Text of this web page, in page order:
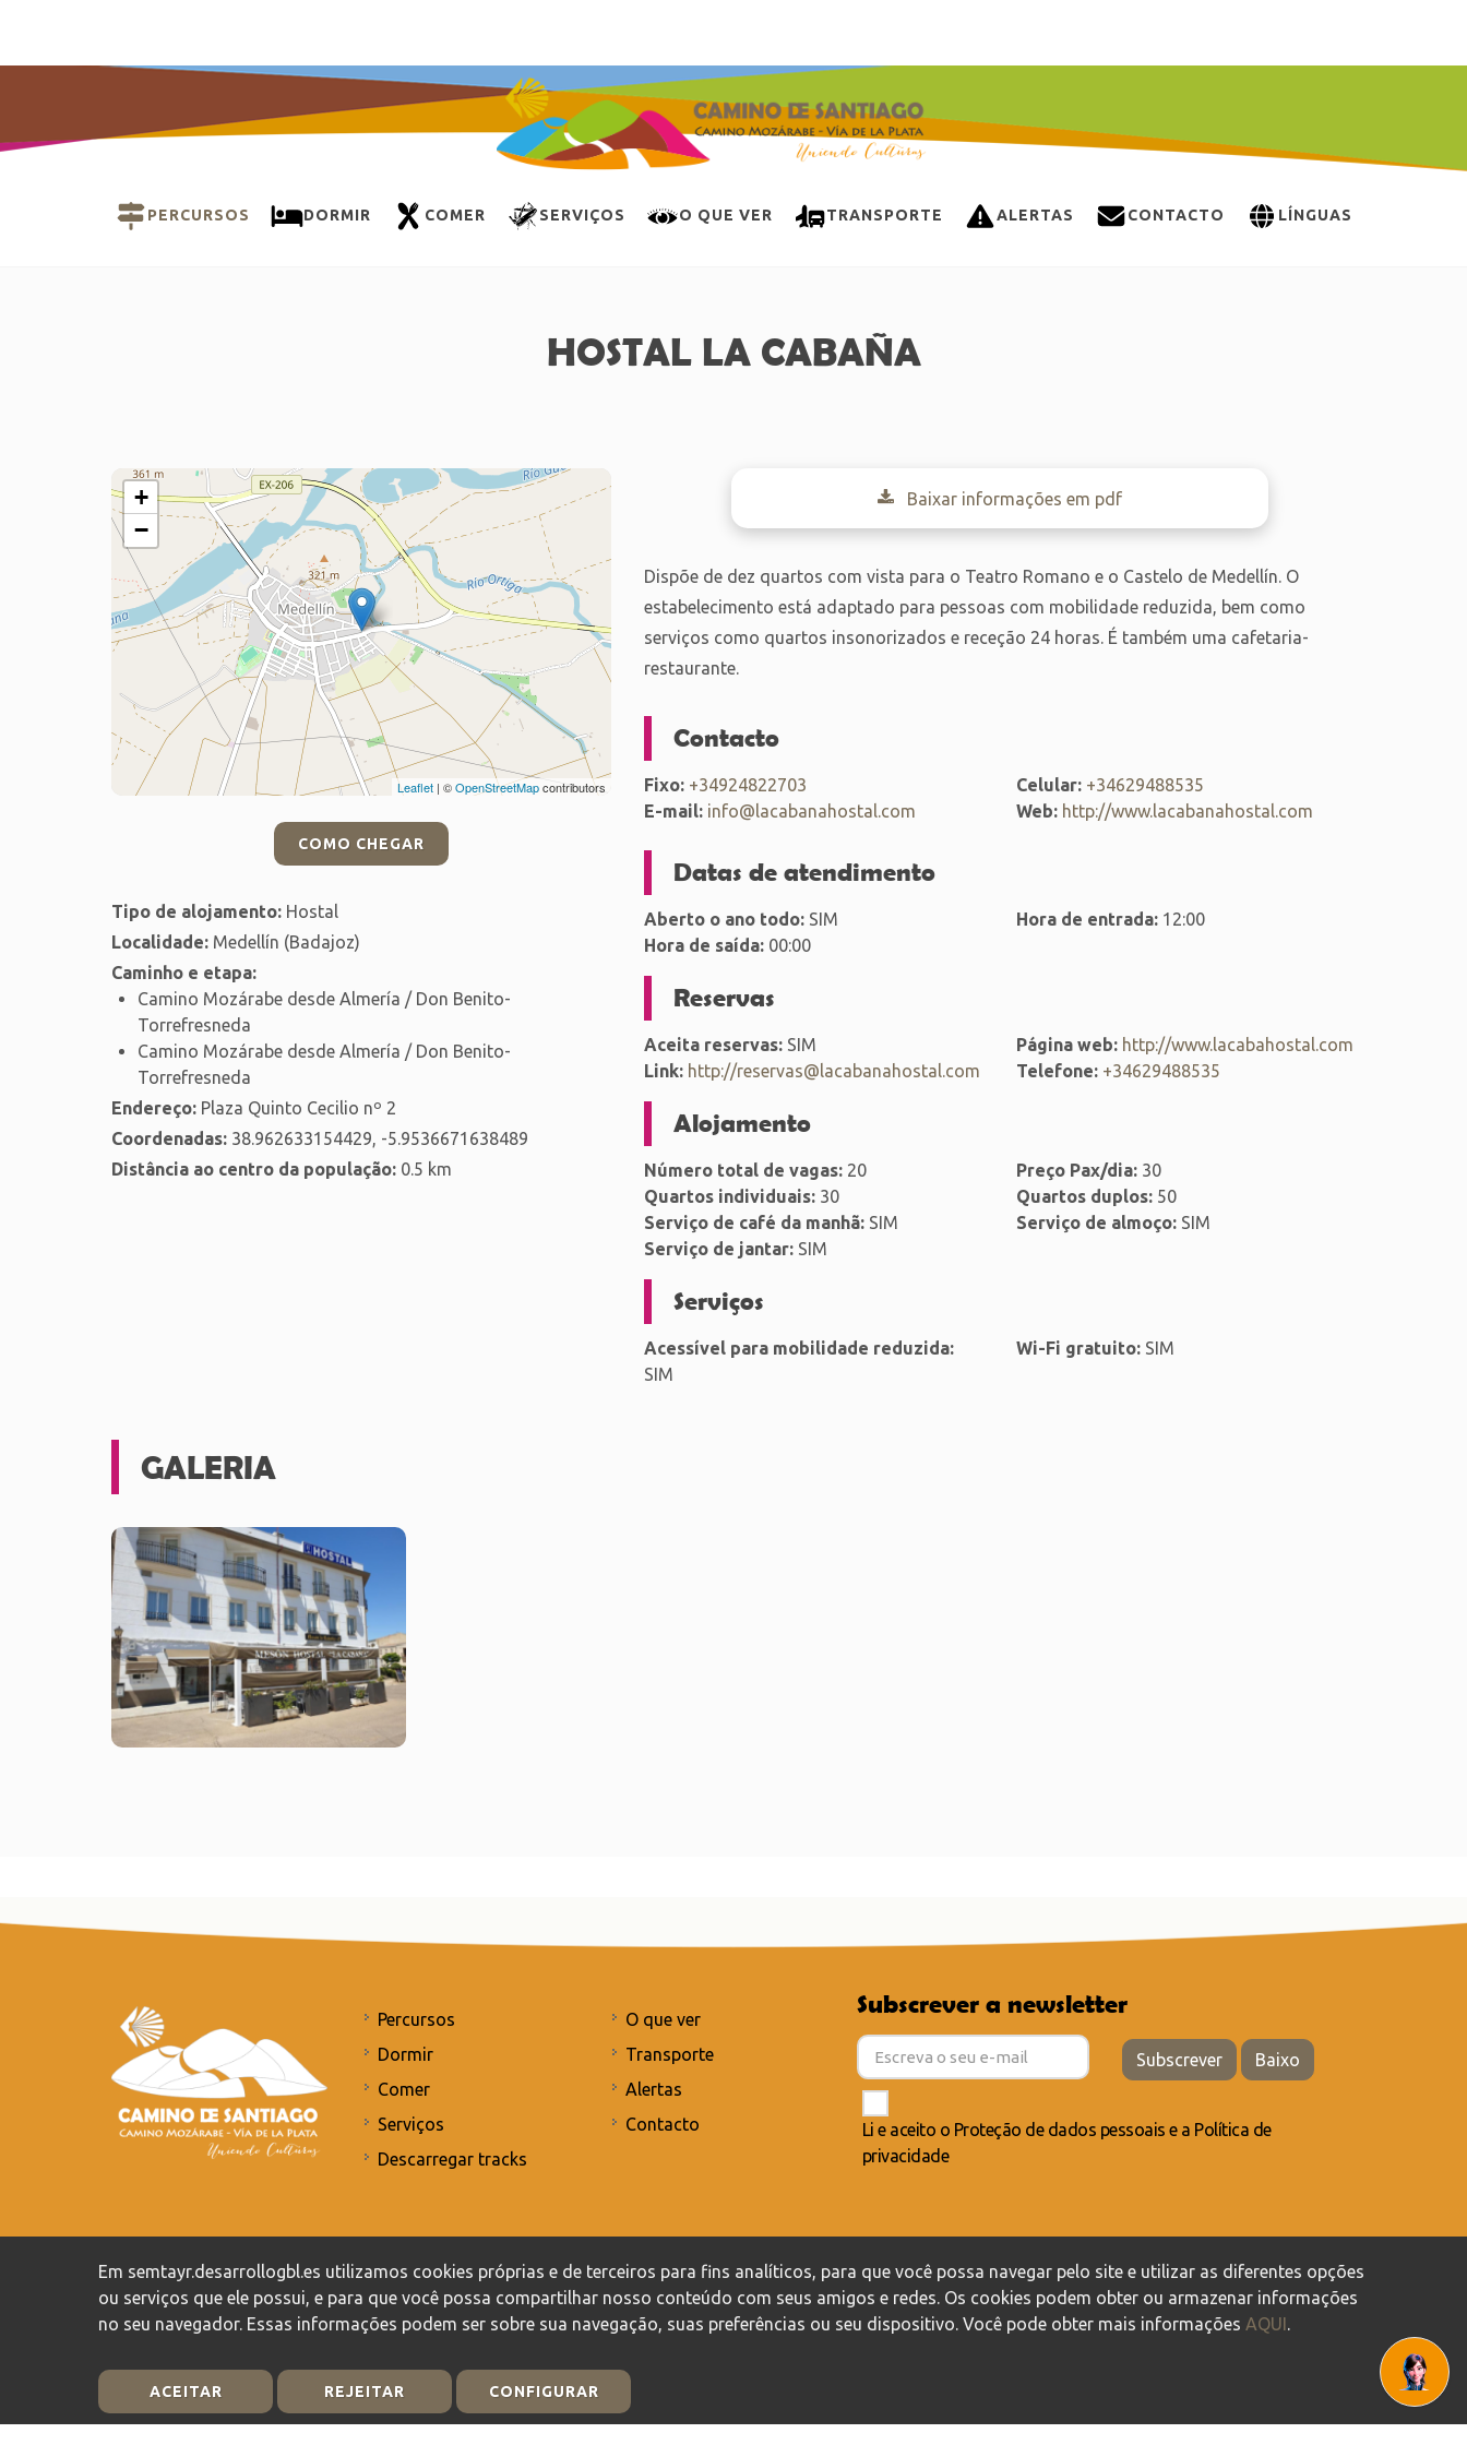
PERCURSOS DORMIR COMER SERVIÇOS O QUE VER TRANSPORTE ALERTAS CONTACTO LÍNGUAS
HOSTAL LA CABAÑA
+
−
Leaflet| ©OpenStreetMapcontributors
COMO CHEGAR
Tipo de alojamento: Hostal
Localidade: Medellín (Badajoz)
Caminho e etapa:
Camino Mozárabe desde Almería / Don Benito-
Torrefresneda
Camino Mozárabe desde Almería / Don Benito-
Torrefresneda
Endereço: Plaza Quinto Cecilio nº 2
Coordenadas: 38.962633154429, -5.9536671638489
Distância ao centro da população: 0.5 km
Baixar informações em pdf
Dispõe de dez quartos com vista para o Teatro Romano e o Castelo de Medellín. O
estabelecimento está adaptado para pessoas com mobilidade reduzida, bem como
serviços como quartos insonorizados e receção 24 horas. É também uma cafetaria-
restaurante.
Contacto
Fixo: +34924822703 Celular: +34629488535
E-mail: info@lacabanahostal.com Web: http://www.lacabanahostal.com
Datas de atendimento
Aberto o ano todo:SIM Hora de entrada:12:00
Hora de saída:00:00
Reservas
Aceita reservas:SIM Página web: http://www.lacabahostal.com
Link: http://reservas@lacabanahostal.com Telefone: +34629488535
Alojamento
Número total de vagas:20 Preço Pax/dia:30
Quartos individuais:30 Quartos duplos:50
Serviço de café da manhã:SIM Serviço de almoço:SIM
Serviço de jantar:SIM
Serviços
Acessível para mobilidade reduzida:
SIM
Wi-Fi gratuito:SIM
GALERIA
Percursos
Dormir
Comer
Serviços
Descarregar tracks
O que ver
Transporte
Alertas
Contacto
Subscrever a newsletter
Subscrever Baixo
Li e aceito o Proteção de dados pessoais e a Política de
privacidade
Em semtayr.desarrollogbl.es utilizamos cookies próprias e de terceiros para fins analíticos, para que você possa navegar pelo site e utilizar as diferentes opções
ou serviços que ele possui, e para que você possa compartilhar nosso conteúdo com seus amigos e redes. Os cookies podem obter ou armazenar informações
no seu navegador. Essas informações podem ser sobre sua navegação, suas preferências ou seu dispositivo. Você pode obter mais informações AQUI.
ACEITAR REJEITAR CONFIGURAR